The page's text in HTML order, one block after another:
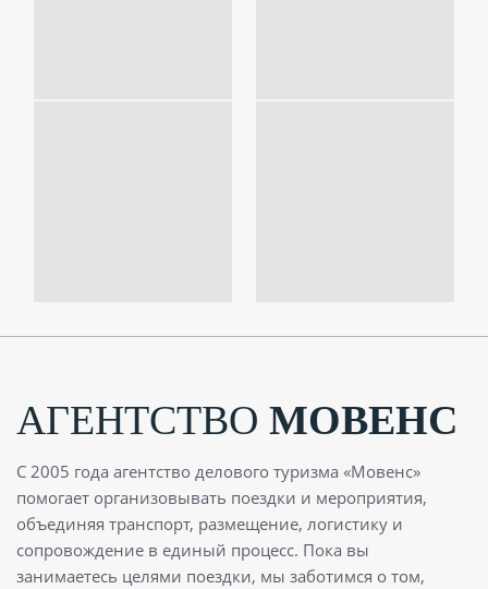
АГЕНТСТВО МОВЕНС
С 2005 года агентство делового туризма «Мовенс»
помогает организовывать поездки и мероприятия,
объединяя транспорт, размещение, логистику и
сопровождение в единый процесс. Пока вы
занимаетесь целями поездки, мы заботимся о том,